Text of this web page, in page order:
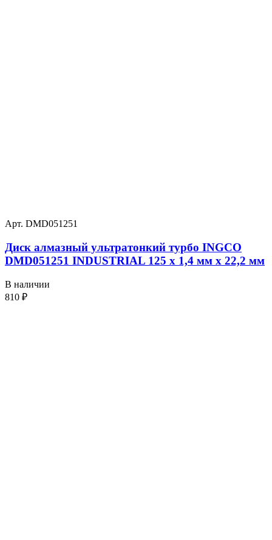
Арт. DMD051251
Диск алмазный ультратонкий турбо INGCO
DMD051251 INDUSTRIAL 125 х 1,4 мм x 22,2 мм
В наличии
810 ₽